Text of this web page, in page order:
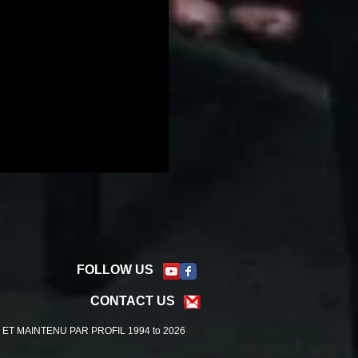
FOLLOW US
CONTACT US
MAINTENU PAR PROFIL 1994 to 2026